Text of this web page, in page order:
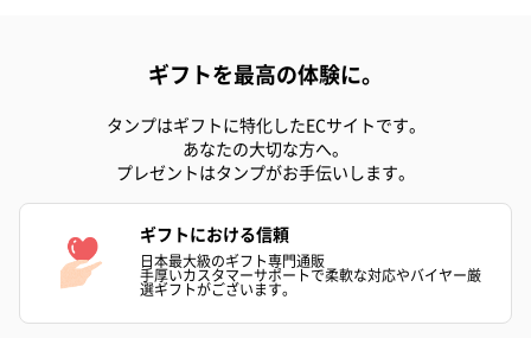
フラワーテディベア
（2,390円）
テディベア（バニラ）
（1,760円）
テディベア（
ギフトを最高の体験に。
タンプはギフトに特化したECサイトです。
あなたの大切な方へ。
プレゼントはタンプがお手伝いします。
ギフトにおける信頼
日本最大級のギフト専門通販
手厚いカスタマーサポートで柔軟な対応やバイヤー厳
選ギフトがございます。